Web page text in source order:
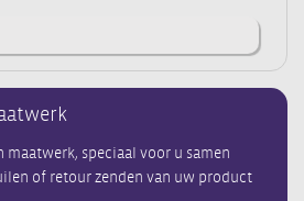
maatwerk, speciaal voor u samen
of retour zenden van uw product